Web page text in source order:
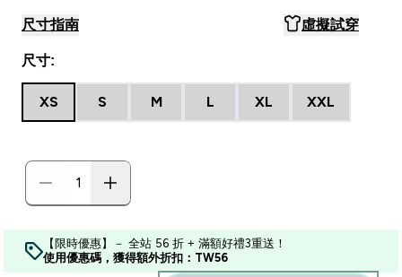
尺寸指南 虛擬試穿
尺寸:
XS S M L XL XXL
【限時優惠】－ 全站 56 折 + 滿額好禮3重送！
使用優惠碼，獲得額外折扣：TW56